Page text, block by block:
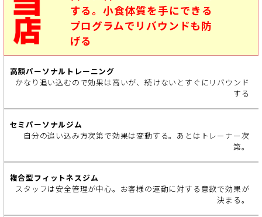
する。小食体質を手にできる
プログラムでリバウンドも防
げる
かなり追い込むので効果は高いが、続けないとすぐにリバウンド
する
自分の追い込み方次第で効果は変動する。あとはトレーナー次
第。
スタッフは安全管理が中心。お客様の運動に対する意欲で効果が
決まる。